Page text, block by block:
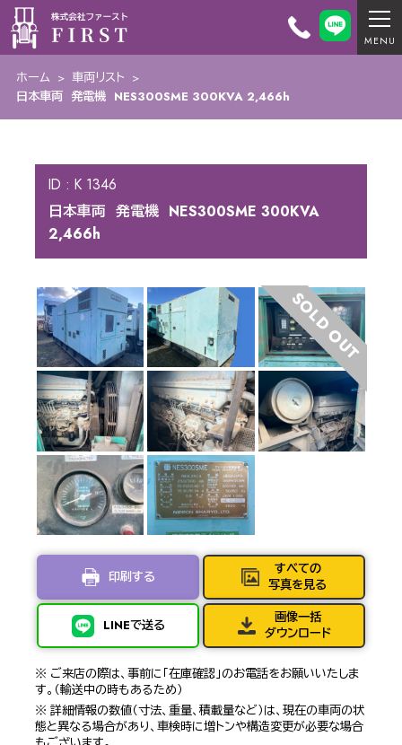
ホーム > 車両リスト >
日本車両 発電機 NES300SME 300KVA 2,466h
ID : K 1346
日本車両 発電機 NES300SME 300KVA
2,466h
SOLD OUT
印刷する
LINEで送る
すべての
写真を見る
画像一括
ダウンロード
※ ご来店の際は、事前に「在庫確認」のお電話をお願いいたしま
す。（輸送中の時もあるため）
※ 詳細情報の数値（寸法、重量、積載量など）は、現在の車両の状
態と異なる場合があり、車検時に増トンや構造変更が必要な場合